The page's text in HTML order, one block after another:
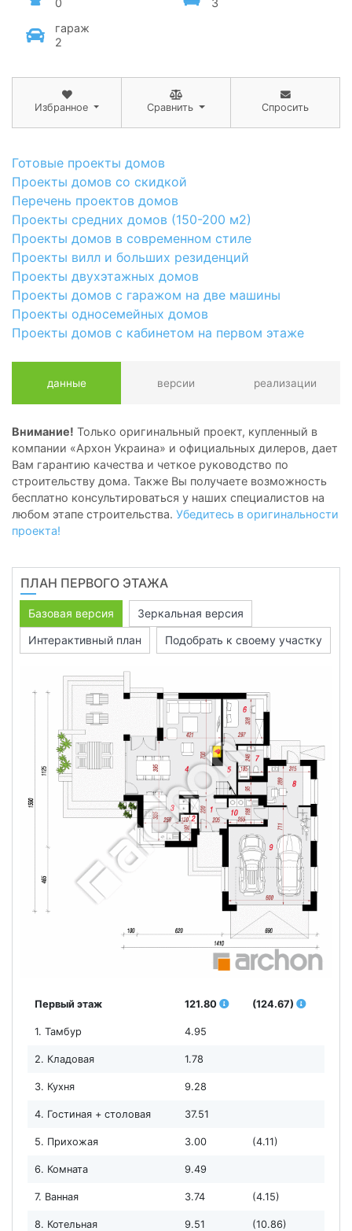
гараж
2
Избранное Сравнить Спросить
Готовые проекты домов
Проекты домов со скидкой
Перечень проектов домов
Проекты средних домов (150-200 м2)
Проекты домов в современном стиле
Проекты вилл и больших резиденций
Проекты двухэтажных домов
Проекты домов с гаражом на две машины
Проекты односемейных домов
Проекты домов с кабинетом на первом этаже
данные версии реализации
Внимание! Только оригинальный проект, купленный в
компании «Архон Украина» и официальных дилеров, дает
Вам гарантию качества и четкое руководство по
строительству дома. Также Вы получаете возможность
бесплатно консультироваться у наших специалистов на
любом этапе строительства. Убедитесь в оригинальности
проекта!
ПЛАН ПЕРВОГО ЭТАЖА
Базовая версия
Зеркальная версия
Интерактивный план
Подобрать к своему участку
Первый этаж 121.80 (124.67)
1. Тамбур 4.95
2. Кладовая 1.78
3. Кухня 9.28
4. Гостиная + столовая 37.51
5. Прихожая 3.00 (4.11)
6. Комната 9.49
7. Ванная 3.74 (4.15)
8. Котельная 9.51 (10.86)